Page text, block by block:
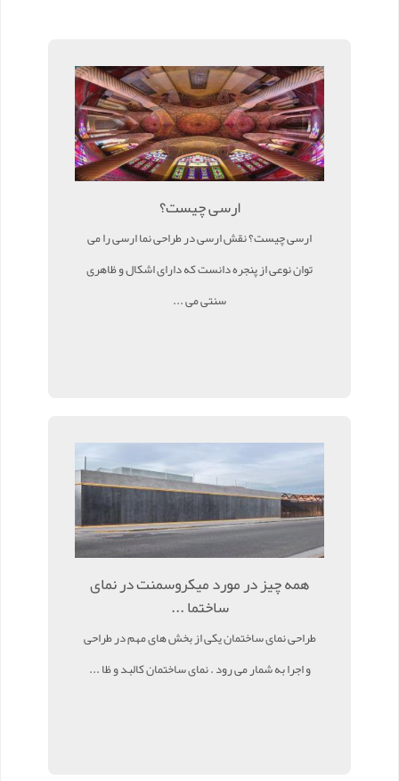
ارسی چیست؟
ارسی چیست؟ نقش ارسی در طراحی نما ارسی را می
توان نوعی از پنجره دانست که دارای اشکال و ظاهری
سنتی می ...
همه چیز در مورد میکروسمنت در نمای
ساختما ...
طراحی نمای ساختمان یکی از بخش‌ های مهم در طراحی
و اجرا به شمار می رود . نمای ساختمان کالبد و ظا ...